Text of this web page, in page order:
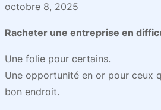
octobre 8, 2025
Racheter une entreprise en
Une folie pour certains.
Une opportunité en or pour ceux
bon endroit.